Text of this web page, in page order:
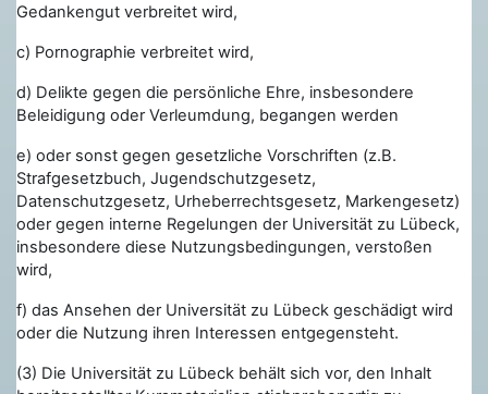
Gedankengut verbreitet wird,
c) Pornographie verbreitet wird,
d) Delikte gegen die persönliche Ehre, insbesondere
Beleidigung oder Verleumdung, begangen werden
e) oder sonst gegen gesetzliche Vorschriften (z.B.
Strafgesetzbuch, Jugendschutzgesetz,
Datenschutzgesetz, Urheberrechtsgesetz, Markengesetz)
oder gegen interne Regelungen der Universität zu Lübeck,
insbesondere diese Nutzungsbedingungen, verstoßen
wird,
f) das Ansehen der Universität zu Lübeck geschädigt wird
oder die Nutzung ihren Interessen entgegensteht.
(3) Die Universität zu Lübeck behält sich vor, den Inhalt